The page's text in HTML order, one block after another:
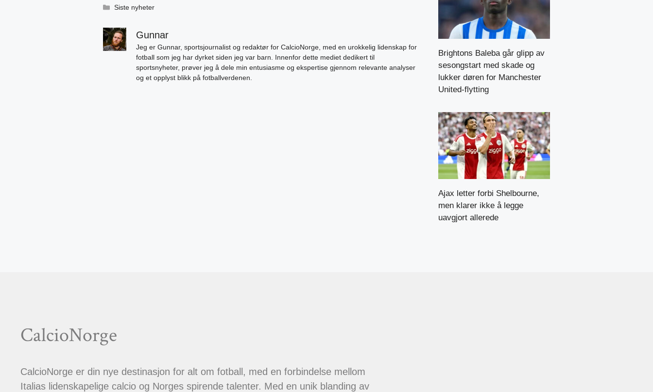
Kategorier
Siste nyheter
Gunnar
Jeg er Gunnar, sportsjournalist og redaktør for CalcioNorge, med en urokkelig lidenskap for
fotball som jeg har dyrket siden jeg var barn. Innenfor dette mediet dedikert til
sportsnyheter, prøver jeg å dele min entusiasme og ekspertise gjennom relevante analyser
og et opplyst blikk på fotballverdenen.
Brightons Baleba går glipp av
sesongstart med skade og
lukker døren for Manchester
United-flytting
Ajax letter forbi Shelbourne,
men klarer ikke å legge
uavgjort allerede
CalcioNorge
CalcioNorge er din nye destinasjon for alt om fotball, med en forbindelse mellom
Italias lidenskapelige calcio og Norges spirende talenter. Med en unik blanding av